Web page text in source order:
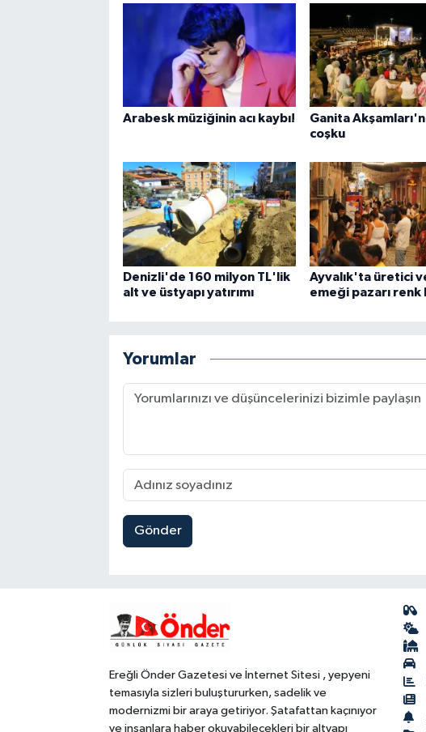
Arabesk müziğinin acı kaybı!
Ganita
coşku
Denizli'de 160 milyon TL'lik
alt ve üstyapı yatırımı
Ayvalık'ta üretici
emeği pazarı renk
Yorumlar
Gönder
Ereğli Önder Gazetesi ve İnternet Sitesi , yepyeni
temasıyla sizleri buluştururken, sadelik ve
modernizmi bir araya getiriyor. Şatafattan kaçınıyor
ve insanlara haber okuyabilecekleri bir altyapı